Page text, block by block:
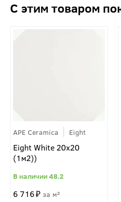
APE Ceramica Eight
Eight White 20x20
(1м2))
48.2
6 716 м²